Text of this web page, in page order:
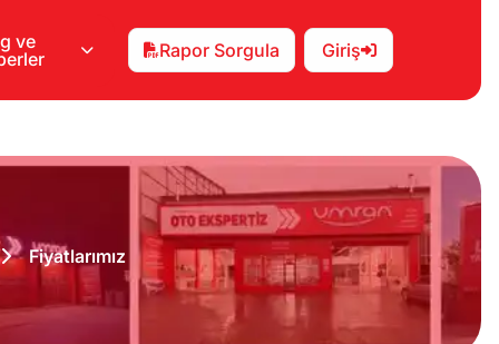
ve
Rapor Sorgula Giriş
Fiyatlarımız